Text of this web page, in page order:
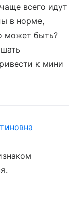
всего идут
в норме,
может быть?
к мини